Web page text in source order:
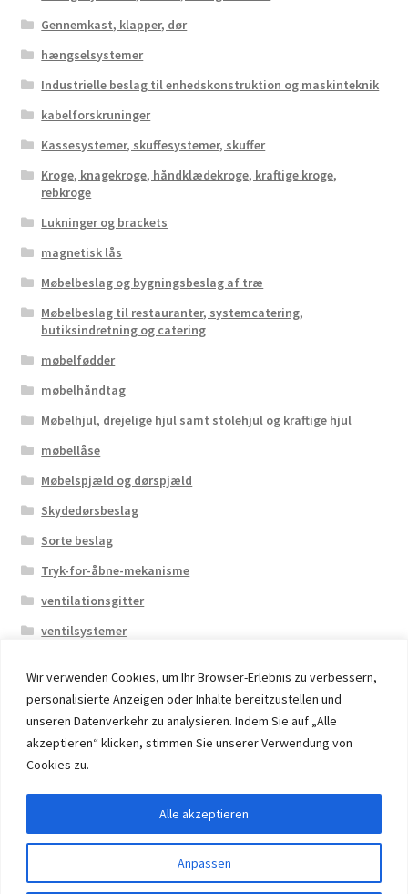
Wir verwenden Cookies, um Ihr Browser-Erlebnis zu verbessern,
personalisierte Anzeigen oder Inhalte bereitzustellen und
unseren Datenverkehr zu analysieren. Indem Sie auf „Alle
akzeptieren“ klicken, stimmen Sie unserer Verwendung von
Cookies zu.
Anpassen
Alle akzeptieren
Gennemkast, klapper, dør
hængselsystemer
Industrielle beslag til enhedskonstruktion og maskinteknik
kabelforskruninger
Kassesystemer, skuffesystemer, skuffer
Kroge, knagekroge, håndklædekroge, kraftige kroge,
rebkroge
Lukninger og brackets
magnetisk lås
Møbelbeslag og bygningsbeslag af træ
Møbelbeslag til restauranter, systemcatering,
butiksindretning og catering
møbelfødder
møbelhåndtag
Møbelhjul, drejelige hjul samt stolehjul og kraftige hjul
møbellåse
Møbelspjæld og dørspjæld
Skydedørsbeslag
Sorte beslag
Tryk-for-åbne-mekanisme
ventilationsgitter
ventilsystemer
© 2026 Eruon Trade UG, Germany, member of the ERUON